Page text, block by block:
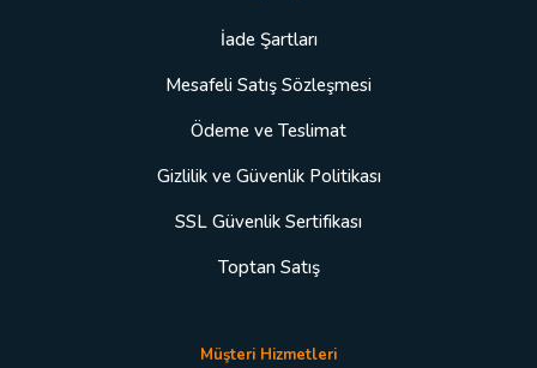
İade Şartları
Mesafeli Satış Sözleşmesi
Ödeme ve Teslimat
Gizlilik ve Güvenlik Politikası
SSL Güvenlik Sertifikası
Toptan Satış
Müşteri Hizmetleri